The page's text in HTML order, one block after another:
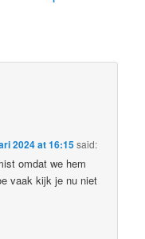
2024 at 16:15said:
omdat we hem
vaak kijk je nu niet